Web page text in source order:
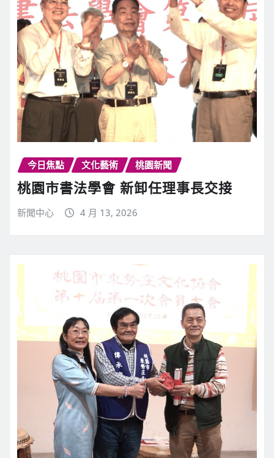
今日焦點 文化藝術 桃園新聞
桃園市書法學會 新卸任理事長交接
新聞中心 4 月 13, 2026